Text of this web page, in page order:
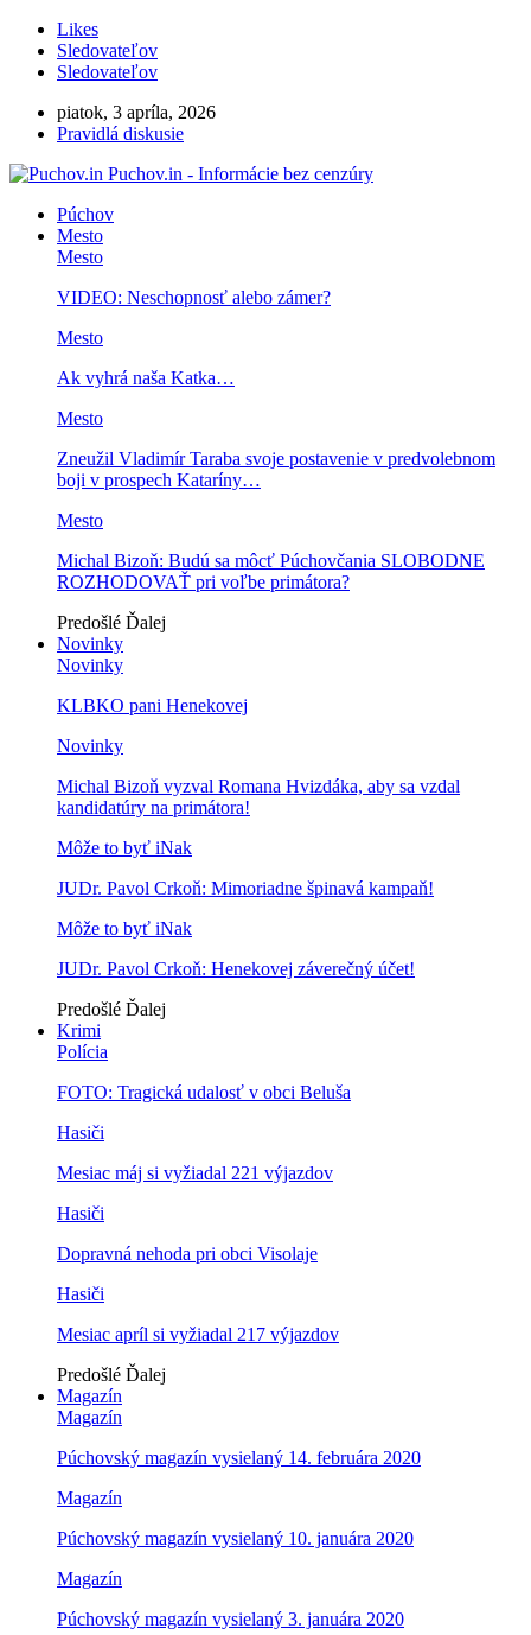
Likes
Sledovateľov
Sledovateľov
piatok, 3 apríla, 2026
Pravidlá diskusie
Puchov.in - Informácie bez cenzúry
Púchov
Mesto
Mesto
VIDEO: Neschopnosť alebo zámer?
Mesto
Ak vyhrá naša Katka…
Mesto
Zneužil Vladimír Taraba svoje postavenie v predvolebnom
boji v prospech Kataríny…
Mesto
Michal Bizoň: Budú sa môcť Púchovčania SLOBODNE
ROZHODOVAŤ pri voľbe primátora?
Predošlé Ďalej
Novinky
Novinky
KLBKO pani Henekovej
Novinky
Michal Bizoň vyzval Romana Hvizdáka, aby sa vzdal
kandidatúry na primátora!
Môže to byť iNak
JUDr. Pavol Crkoň: Mimoriadne špinavá kampaň!
Môže to byť iNak
JUDr. Pavol Crkoň: Henekovej záverečný účet!
Predošlé Ďalej
Krimi
Polícia
FOTO: Tragická udalosť v obci Beluša
Hasiči
Mesiac máj si vyžiadal 221 výjazdov
Hasiči
Dopravná nehoda pri obci Visolaje
Hasiči
Mesiac apríl si vyžiadal 217 výjazdov
Predošlé Ďalej
Magazín
Magazín
Púchovský magazín vysielaný 14. februára 2020
Magazín
Púchovský magazín vysielaný 10. januára 2020
Magazín
Púchovský magazín vysielaný 3. januára 2020